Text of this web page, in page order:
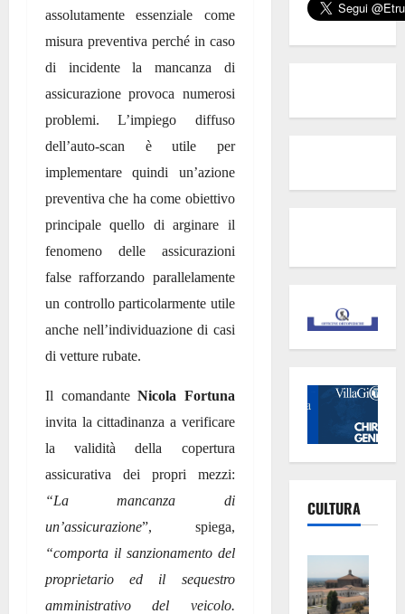
assolutamente essenziale come
misura preventiva perché in caso
di incidente la mancanza di
assicurazione provoca numerosi
problemi. L’impiego diffuso
dell’auto-scan è utile per
implementare quindi un’azione
preventiva che ha come obiettivo
principale quello di arginare il
fenomeno delle assicurazioni
false rafforzando parallelamente
un controllo particolarmente utile
anche nell’individuazione di casi
di vetture rubate.
Il comandanteNicola Fortuna
invita la cittadinanza a verificare
la validità della copertura
assicurativa dei propri mezzi:
“La mancanza di
un’assicurazione”, spiega,
“comporta il sanzionamento del
proprietario ed il sequestro
amministrativo del veicolo.
CULTURA